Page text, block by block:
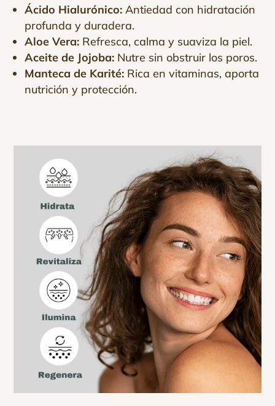
Ácido Hialurónico: Antiedad con hidratación
profunda y duradera.
Aloe Vera: Refresca, calma y suaviza la piel.
Aceite de Jojoba: Nutre sin obstruir los poros.
Manteca de Karité: Rica en vitaminas, aporta
nutrición y protección.